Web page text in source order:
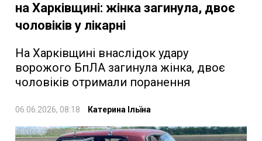
на Харківщині: жінка загинула, двоє
чоловіків у лікарні
На Харківщині внаслідок удару
ворожого БпЛА загинула жінка, двоє
чоловіків отримали поранення
06.06.2026, 08:18 Катерина Ільїна